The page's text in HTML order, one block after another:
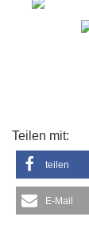
Teilen mit:
teilen
E-Mail